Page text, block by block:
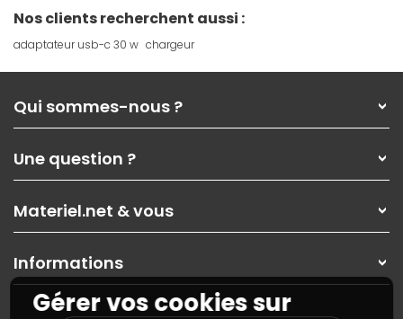
Nos clients recherchent aussi :
adaptateur usb-c 30 w chargeur
Qui sommes-nous ?
Nos services
Les magasins Materiel.net
Nos solutions pour les pros
Contactez-nous
Une question ?
Paiement, livraison
Garanties,Pack Zen
SAV, demander un retour
Informations
Guides d'achats et tutoriels
Materiel.net & vous
On rachète votre carte graphique
PC sur mesure : Votre RDV personnalisé
Notre démarche écologique
Informations
Plan du site
Gérer vos cookies sur